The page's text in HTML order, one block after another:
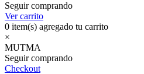
Seguir comprando
Ver carrito
0 item(s) agregado tu carrito
×
MUTMA
Seguir comprando
Checkout